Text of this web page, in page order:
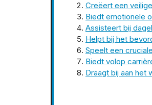
Creëert een
Biedt emotionele
Assisteert bij
Helpt bij het
Speelt een
Biedt volop
Draagt bij aan het